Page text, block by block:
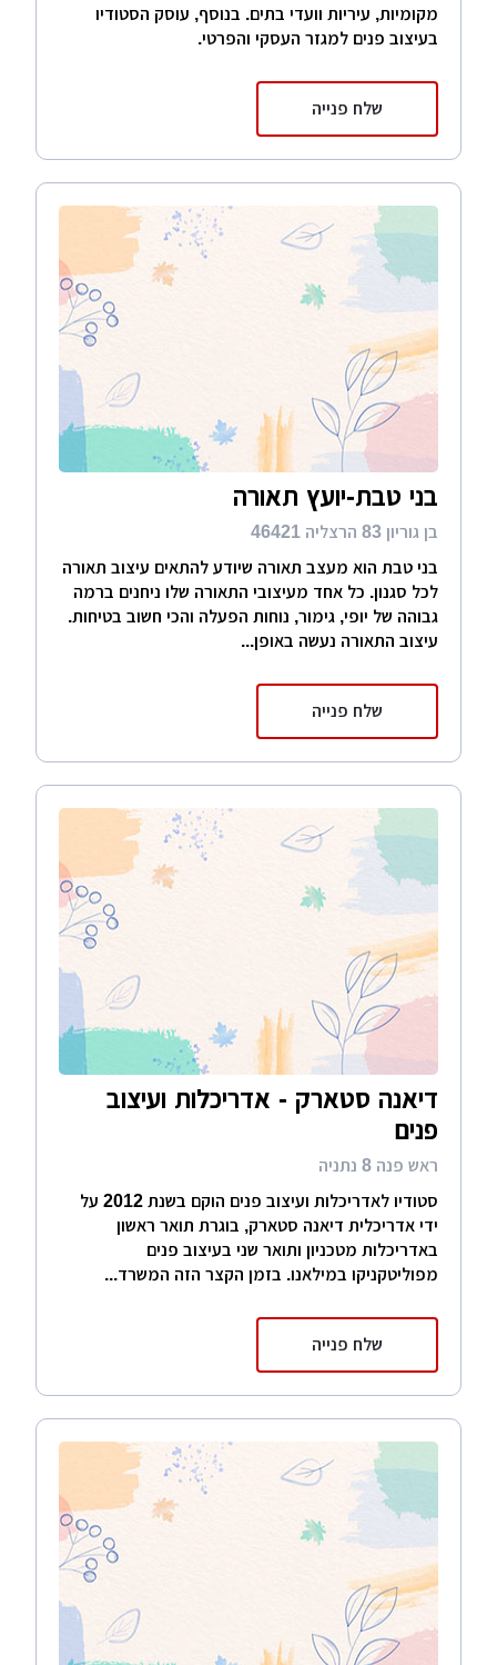
מקומיות, עיריות וועדי בתים. בנוסף, עוסק הסטודיו
בעיצוב פנים למגזר העסקי והפרטי.
שלח פנייה
בני טבת-יועץ תאורה
בן גוריון 83 הרצליה 46421
בני טבת הוא מעצב תאורה שיודע להתאים עיצוב תאורה
לכל סגנון. כל אחד מעיצובי התאורה שלו ניחנים ברמה
גבוהה של יופי, גימור, נוחות הפעלה והכי חשוב בטיחות.
עיצוב התאורה נעשה באופן...
שלח פנייה
דיאנה סטארק - אדריכלות ועיצוב
ראש פנה 8 נתניה
סטודיו לאדריכלות ועיצוב פנים הוקם בשנת 2012 על
ידי אדריכלית דיאנה סטארק, בוגרת תואר ראשון
באדריכלות מטכניון ותואר שני בעיצוב פנים
מפוליטקניקו במילאנו. בזמן הקצר הזה המשרד...
שלח פנייה